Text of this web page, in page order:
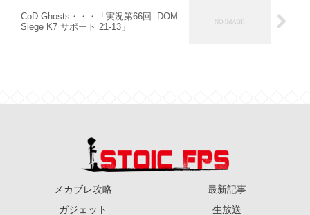
CoD Ghosts・・・「実況第66回 :DOM
Siege K7 サポート 21-13」
メカブレ攻略
最新記事
ガジェット
生放送